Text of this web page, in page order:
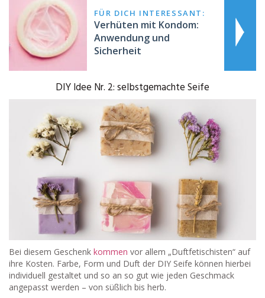
FÜR DICH INTERESSANT:
Verhüten mit Kondom:
Anwendung und
Sicherheit
DIY Idee Nr. 2: selbstgemachte Seife
Bei diesem Geschenk kommen vor allem „Duftfetischisten“ auf
ihre Kosten. Farbe, Form und Duft der DIY Seife können hierbei
individuell gestaltet und so an so gut wie jeden Geschmack
angepasst werden – von süßlich bis herb.